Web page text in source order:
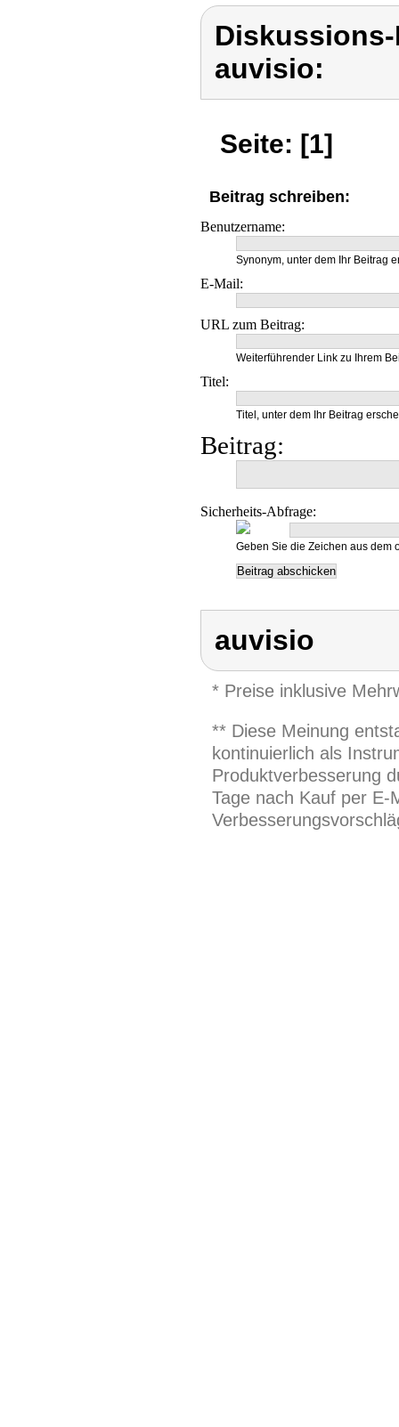
auvisio:
Seite: [1]
Beitrag schreiben:
Benutzername:
Synonym, unter dem Ihr Beitrag
E-Mail:
URL zum Beitrag:
Weiterführender Link zu Ihrem
Titel:
Titel, unter dem Ihr Beitrag
Beitrag:
Sicherheits-Abfrage:
Geben Sie die Zeichen aus dem
auvisio
* Preise inklusive
** Diese Meinung
kontinuierlich als
Produktverbesserung
Tage nach Kauf per E-